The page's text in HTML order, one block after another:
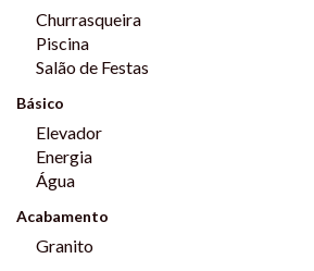
Churrasqueira
Piscina
Salão de Festas
Básico
Elevador
Energia
Água
Acabamento
Granito